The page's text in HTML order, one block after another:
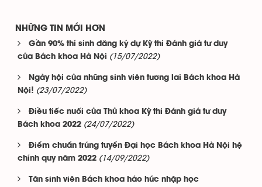
NHỮNG TIN MỚI HƠN
Gần 90% thí sinh đăng ký dự Kỳ thi Đánh giá tư duy
của Bách khoa Hà Nội (15/07/2022)
Ngày hội của những sinh viên tương lai Bách khoa Hà
Nội! (23/07/2022)
Điều tiếc nuối của Thủ khoa Kỳ thi Đánh giá tư duy
Bách khoa 2022 (24/07/2022)
Điểm chuẩn trúng tuyển Đại học Bách khoa Hà Nội hệ
chính quy năm 2022 (14/09/2022)
Tân sinh viên Bách khoa háo hức nhập học